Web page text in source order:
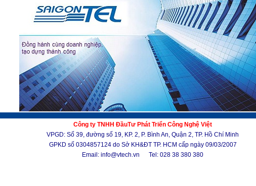
Công ty TNHH ĐầuTư Phát Triển Công Nghệ Việt
VPGD: Số 39, đường số 19, KP. 2, P. Bình An, Quận 2, TP. Hồ Chí Minh
GPKD số 0304857124 do Sở KH&ĐT TP. HCM cấp ngày 09/03/2007
Email: info@vtech.vn Tel: 028 38 380 380